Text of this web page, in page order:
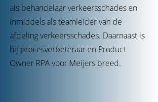
als behandelaar verkeersschades en
inmiddels als teamleider van de
afdeling verkeersschades. Daarnaast is
hij procesverbeteraar en Product
Owner RPA voor Meijers breed.